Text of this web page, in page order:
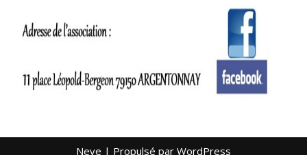
Neve | Propulsé par WordPress